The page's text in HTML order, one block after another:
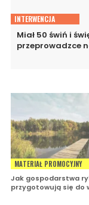
INTERWENCJA
Miał 50 świń i
przeprowadzce
MATERIAŁ PROMOCYJNY
Jak gospodarstwa
przygotowują się do